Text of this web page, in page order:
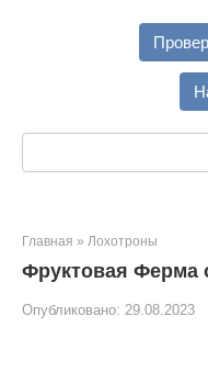
Главная » Лохотроны
Фруктовая Ферма
Опубликовано: 29.08.2023